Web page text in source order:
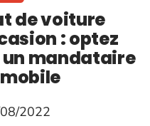
de voiture
: optez
un mandataire
2022